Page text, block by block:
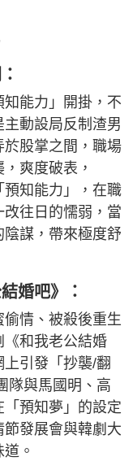
能力」開掛，不
動設局反制渣男
股掌之間，職場
爽度破表，
知能力」，在職
往日的懦弱，當
謀，帶來極度舒
婚吧》：
情、被殺後重生
和我老公結婚
引發「抄襲/翻
隊與馬國明、高
預知夢」的設定
發展會與韓劇大
。